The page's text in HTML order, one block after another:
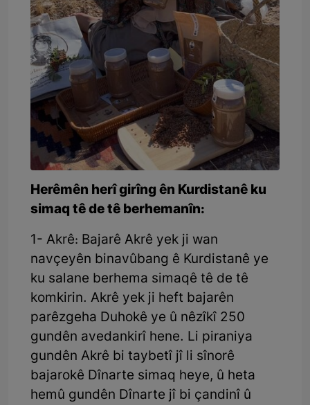
Herêmên herî girîng ên Kurdistanê ku
simaq tê de tê berhemanîn:
1- Akrê: Bajarê Akrê yek ji wan
navçeyên binavûbang ê Kurdistanê ye
ku salane berhema simaqê tê de tê
komkirin. Akrê yek ji heft bajarên
parêzgeha Duhokê ye û nêzîkî 250
gundên avedankirî hene. Li piraniya
gundên Akrê bi taybetî jî li sînorê
bajarokê Dînarte simaq heye, û heta
hemû gundên Dînarte jî bi çandinî û